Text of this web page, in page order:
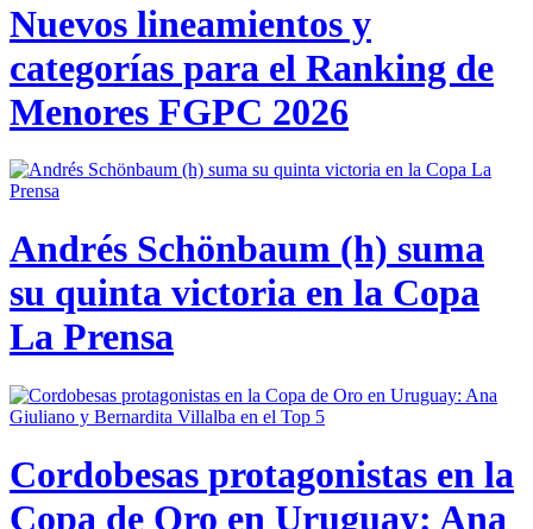
Nuevos lineamientos y
categorías para el Ranking de
Menores FGPC 2026
Andrés Schönbaum (h) suma
su quinta victoria en la Copa
La Prensa
Cordobesas protagonistas en la
Copa de Oro en Uruguay: Ana